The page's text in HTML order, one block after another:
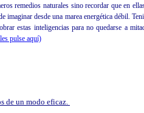
remedios naturales sino recordar que en
imaginar desde una marea energética débil.
estas inteligencias para no quedarse a
pulse aquí)
de un modo eficaz.